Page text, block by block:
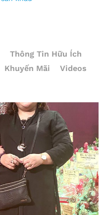
Thông Tin Hữu Ích
Khuyến Mãi Videos